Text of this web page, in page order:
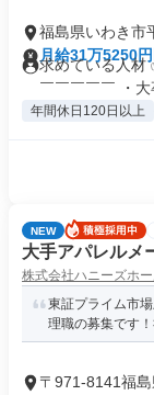
福島県いわき市
月給31万5250
求めている人材
￣￣￣￣￣ ・大
年間休日120日以上
NEW
大手アパレルメ
株式会社ハニーズホ
東証プライム市
理職の募集です
〒971-8141福